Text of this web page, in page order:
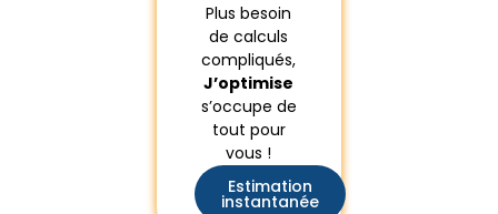
Plus besoin
de calculs
compliqués,
J’optimise
s’occupe de
tout pour
vous !
Estimation
instantanée